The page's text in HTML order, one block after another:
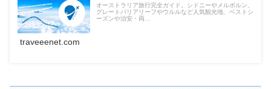
オーストラリア旅行完全ガイド。シドニーやメルボルン、
グレートバリアリーフやウルルなど人気観光地、ベストシ
ーズンや治安・両…
traveeenet.com